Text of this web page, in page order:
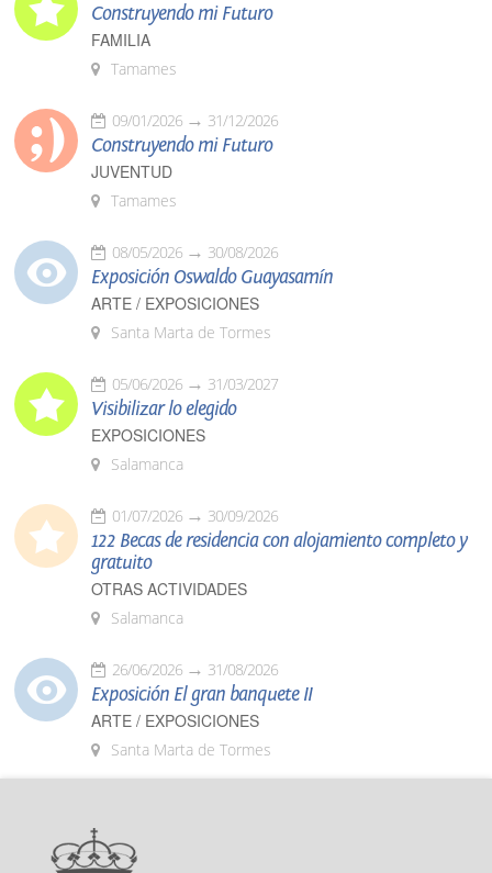
Construyendo mi Futuro
FAMILIA
Tamames
09/01/2026 31/12/2026
Construyendo mi Futuro
JUVENTUD
Tamames
08/05/2026 30/08/2026
Exposición Oswaldo Guayasamín
ARTE / EXPOSICIONES
Santa Marta de Tormes
05/06/2026 31/03/2027
Visibilizar lo elegido
EXPOSICIONES
Salamanca
01/07/2026 30/09/2026
122 Becas de residencia con alojamiento completo y
gratuito
OTRAS ACTIVIDADES
Salamanca
26/06/2026 31/08/2026
Exposición El gran banquete II
ARTE / EXPOSICIONES
Santa Marta de Tormes